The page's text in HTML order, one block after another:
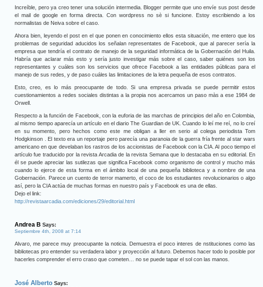
Increíble, pero ya creo tener una solución intermedia. Blogger permite que uno envíe sus post desde
el mail de google en forma directa. Con wordpress no sè si funcione. Estoy escribiendo a los
normalistas de Neiva sobre el caso.
Ahora bien, leyendo el post en el que ponen en conocimiento ellos esta situación, me entero que los
problemas de seguridad aducidos los señalan representates de Facebook, que al parecer sería la
empresa que tendría el contrato de manejo de la seguridad informática de la Gobernación del Huila.
Habría que aclarar más esto y sería justo investigar más sobre el caso, saber quiénes son los
representantes y cuáles son los servicios que ofrece Facebook a las entidades públicas para el
manejo de sus redes, y de paso cuáles las limitaciones de la letra pequeña de esos contratos.
Esto, creo, es lo más preocupante de todo. Si una empresa privada se puede permitir estos
cuestionamientos a redes sociales distintas a la propia nos acercamos un paso màs a ese 1984 de
Orwell.
Respecto a la función de Facebook, con la euforia de las marchas de principios del año en Colombia,
al mismo tiempo aparecía un artículo en el diario The Guardian de UK. Cuando lo leí me reí, no lo creí
en su momento, pero hechos como este me obligan a ller en serio al colega periodista Tom
Hodgkinson . El texto era un reportaje pero parecía una paranoia de la guerra fría frente al star wars
americano en que develaban los rastros de los accionistas de Facebook con la CIA. Al poco tiempo el
artículo fue traducido por la revista Arcadia de la revista Semana que lo destacaba en su editorial. En
él se puede apreciar las sutilezas que significa Facebook como organismo de control y mucho más
cuando lo ejerce de esta forma en el ámbito local de una pequeña biblioteca y a nombre de una
Gobernación. Parece un cuento de terror mamerto, el coco de los estudiantes revolucionarios o algo
así, pero la CIA actúa de muchas formas en nuestro país y Facebook es una de ellas.
Dejo el link:
http://revistaarcadia.com/ediciones/29/editorial.html
Andrea B Says:
Septiembre 4th, 2008 at 7:14
Alvaro, me parece muy preocupante la noticia. Demuestra el poco interes de nstituciones como las
bibliotecas pro entender su verdadera labor y proyección al futuro. Debemos hacer todo lo posible por
hacerles comprender el erro craso que cometen… no se puede tapar el sol con las manos.
José Alberto Says: